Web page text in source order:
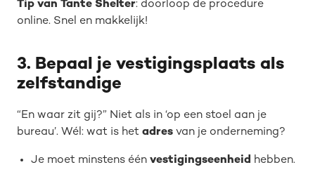
Tip van Tante Shelter: doorloop de procedure
online. Snel en makkelijk!
3. Bepaal je vestigingsplaats als
zelfstandige
“En waar zit gij?” Niet als in ‘op een stoel aan je
bureau’. Wél: wat is het adres van je onderneming?
Je moet minstens één vestigingseenheid hebben.